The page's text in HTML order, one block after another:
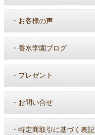
・ お客様の声
・ 香水学園ブログ
・ プレゼント
・ お問い合せ
・ 特定商取引に基づく表記